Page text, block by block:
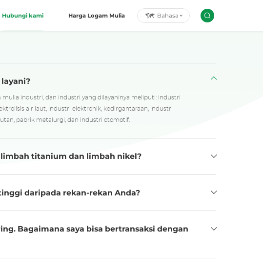
Hubungi kami Harga Logam Mulia Bahasa
mulia industri, dan industri yang dilayaninya meliputi: industri
air laut, industri elektronik, kedirgantaraan, industri
pabrik metalurgi, dan industri otomotif.
titanium dan limbah nikel?
daripada rekan-rekan Anda?
Bagaimana saya bisa bertransaksi dengan